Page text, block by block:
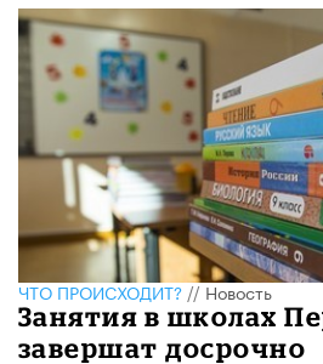
ЧТО ПРОИСХОДИТ?//Новость
Занятия в школах
завершат досрочно